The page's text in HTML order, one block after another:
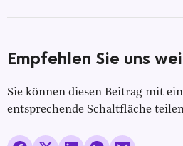
Empfehlen Sie uns
Sie können diesen Beitrag mit
entsprechende Schaltfläche